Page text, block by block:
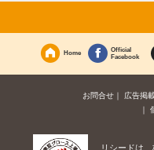
Home
Official
Facebook
お問合せ 広告掲
リシードは